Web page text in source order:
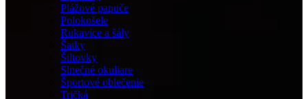
Plážové papuče
Polokošele
Rukavice a šály
Šatky
Šiltovky
Slnečné okuliare
Športové oblečenie
Tričká